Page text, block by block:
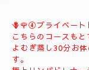
♥️🌹③ラグジュアリ